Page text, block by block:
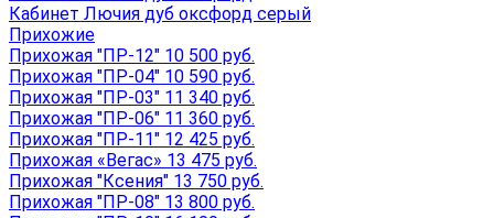
Кабинет Лючия дуб оксфорд серый
Прихожие
Прихожая "ПР-12" 10 500 руб.
Прихожая "ПР-04" 10 590 руб.
Прихожая "ПР-03" 11 340 руб.
Прихожая "ПР-06" 11 360 руб.
Прихожая "ПР-11" 12 425 руб.
Прихожая «Вегас» 13 475 руб.
Прихожая "Ксения" 13 750 руб.
Прихожая "ПР-08" 13 800 руб.